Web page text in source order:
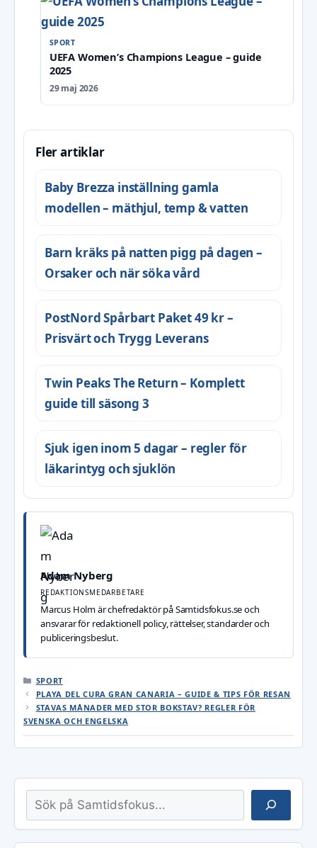
SPORT
UEFA Women’s Champions League – guide
2025
29 maj 2026
Fler artiklar
Baby Brezza inställning gamla
modellen – mäthjul, temp & vatten
Barn kräks på natten pigg på dagen –
Orsaker och när söka vård
PostNord Spårbart Paket 49 kr –
Prisvärt och Trygg Leverans
Twin Peaks The Return – Komplett
guide till säsong 3
Sjuk igen inom 5 dagar – regler för
läkarintyg och sjuklön
Adam Nyberg
REDAKTIONSMEDARBETARE
Marcus Holm är chefredaktör på Samtidsfokus.se och
ansvarar för redaktionell policy, rättelser, standarder och
publiceringsbeslut.
KATEGORIER
SPORT
PLAYA DEL CURA GRAN CANARIA – GUIDE & TIPS FÖR RESAN
STAVAS MÅNADER MED STOR BOKSTAV? REGLER FÖR
SVENSKA OCH ENGELSKA
Sök